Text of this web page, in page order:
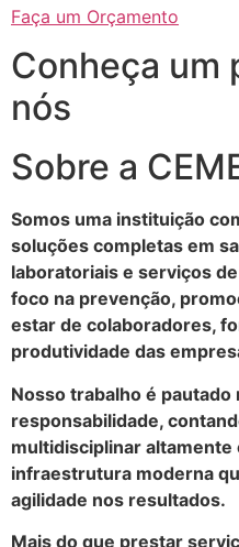
Faça um Orçamento
Conheça um
nós
Sobre a
Somos uma instituição
soluções completas em
laboratoriais e serviços
foco na prevenção,
estar de colaboradores,
produtividade das
Nosso trabalho é pautado
responsabilidade,
multidisciplinar altamente
infraestrutura moderna
agilidade nos resultados.
Mais do que prestar